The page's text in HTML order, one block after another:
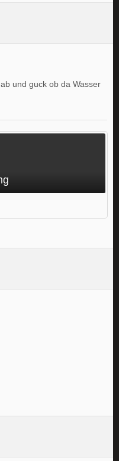
und guck ob da Wasser